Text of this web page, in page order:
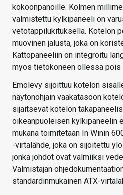
kokoonpanoille. Kolmen
valmistettu kylkipaneeli on
vetotappilukituksella. Kotelon
muovinen jalusta, joka on
Kattopaneeliin on integroitu
myös tietokoneen ollessa pois
Emolevy sijoittuu kotelon
näytönohjain vaakatasoon
sijaitsevat kotelon
oikeanpuoleisen kylkipaneelin
mukana toimitetaan In Winin
-virtalähde, joka on sijoitettu
jonka johdot ovat valmiiksi
Valmistajan
standardinmukainen ATX-